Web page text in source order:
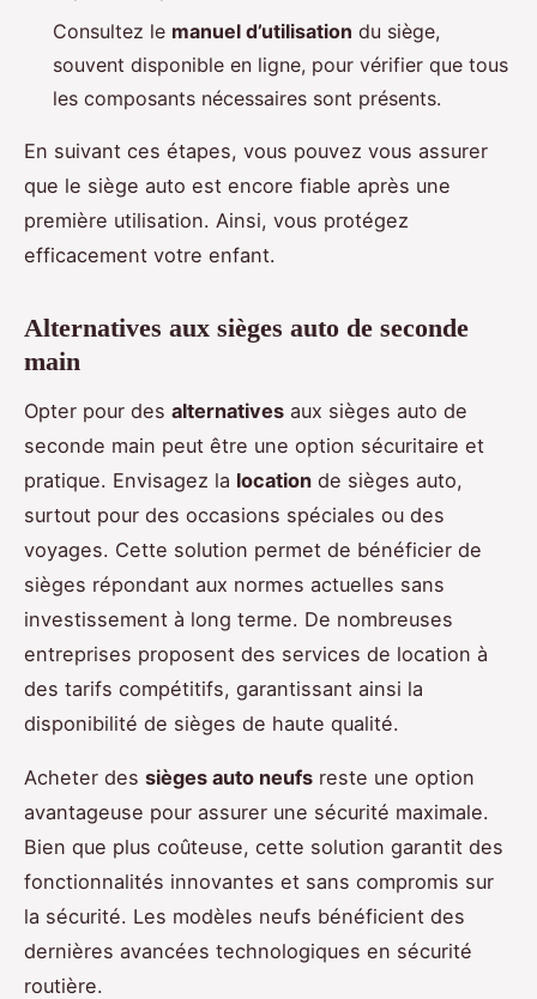
Consultez le manuel d’utilisation du siège,
souvent disponible en ligne, pour vérifier que tous
les composants nécessaires sont présents.
En suivant ces étapes, vous pouvez vous assurer
que le siège auto est encore fiable après une
première utilisation. Ainsi, vous protégez
efficacement votre enfant.
Alternatives aux sièges auto de seconde
main
Opter pour des alternatives aux sièges auto de
seconde main peut être une option sécuritaire et
pratique. Envisagez la location de sièges auto,
surtout pour des occasions spéciales ou des
voyages. Cette solution permet de bénéficier de
sièges répondant aux normes actuelles sans
investissement à long terme. De nombreuses
entreprises proposent des services de location à
des tarifs compétitifs, garantissant ainsi la
disponibilité de sièges de haute qualité.
Acheter des sièges auto neufs reste une option
avantageuse pour assurer une sécurité maximale.
Bien que plus coûteuse, cette solution garantit des
fonctionnalités innovantes et sans compromis sur
la sécurité. Les modèles neufs bénéficient des
dernières avancées technologiques en sécurité
routière.